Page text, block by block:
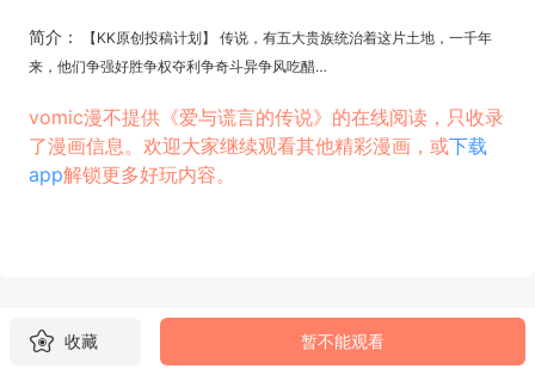
简介：
【KK原创投稿计划】 传说，有五大贵族统治着这片土地，一千年
来，他们争强好胜争权夺利争奇斗异争风吃醋…
vomic漫不提供《爱与谎言的传说》的在线阅读，只收录
了漫画信息。欢迎大家继续观看其他精彩漫画，或下载
app解锁更多好玩内容。
收藏 暂不能观看